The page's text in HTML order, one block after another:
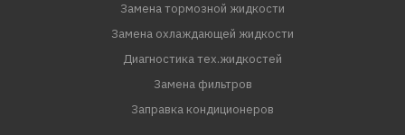
Замена тормозной жидкости
Замена охлаждающей жидкости
Диагностика тех.жидкостей
Замена фильтров
Заправка кондиционеров